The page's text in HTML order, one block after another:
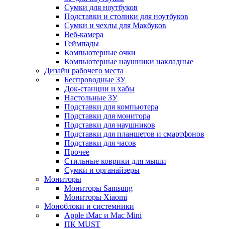
Сумки для ноутбуков
Подставки и столики для ноутбуков
Сумки и чехлы для Макбуков
Веб-камера
Геймпады
Компьютерные очки
Компьютерные наушники накладные
Дизайн рабочего места
Беспроводные ЗУ
Док-станции и хабы
Настольные ЗУ
Подставки для компьютера
Подставки для монитора
Подставки для наушников
Подставки для планшетов и смартфонов
Подставки для часов
Прочее
Стильные коврики для мыши
Сумки и органайзеры
Мониторы
Мониторы Samsung
Мониторы Xiaomi
Моноблоки и системники
Apple iMac и Mac Mini
ПК MUST